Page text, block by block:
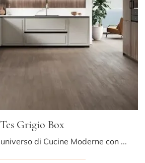
Tes Grigio Box
Clicca e scopri un universo di Cucine Moderne con penisola: la cucina Tes Grigio Box Miton in laccato opaco ti aspetta!